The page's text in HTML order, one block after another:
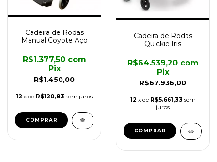
Cadeira de Rodas
Manual Coyote Aço
R$1.450,00
R$1.377,50 com
Pix
12 x de R$120,83 sem juros
Cadeira de Rodas
Quickie Iris
R$67.936,00
R$64.539,20 com
Pix
12 x de R$5.661,33 sem
juros
COMPRAR